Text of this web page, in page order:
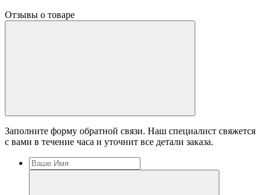
Отзывы о товаре
Заполните форму обратной связи. Наш специалист свяжется
с вами в течение часа и уточнит все детали заказа.